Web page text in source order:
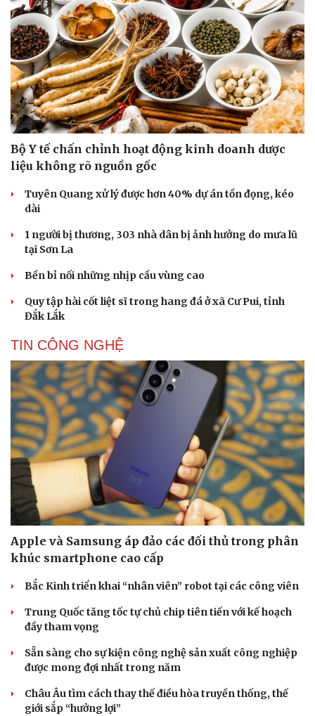
Cải chính
Bộ Y tế chấn chỉnh hoạt động kinh doanh dược
liệu không rõ nguồn gốc
Tuyên Quang xử lý được hơn 40% dự án tồn đọng, kéo
dài
1 người bị thương, 303 nhà dân bị ảnh hưởng do mưa lũ
tại Sơn La
Bền bỉ nối những nhịp cầu vùng cao
Quy tập hài cốt liệt sĩ trong hang đá ở xã Cư Pui, tỉnh
Đắk Lắk
TIN CÔNG NGHỆ
Apple và Samsung áp đảo các đối thủ trong phân
khúc smartphone cao cấp
Bắc Kinh triển khai “nhân viên” robot tại các công viên
Trung Quốc tăng tốc tự chủ chip tiên tiến với kế hoạch
đầy tham vọng
Sẵn sàng cho sự kiện công nghệ sản xuất công nghiệp
được mong đợi nhất trong năm
Châu Âu tìm cách thay thế điều hòa truyền thống, thế
giới sắp “hưởng lợi”